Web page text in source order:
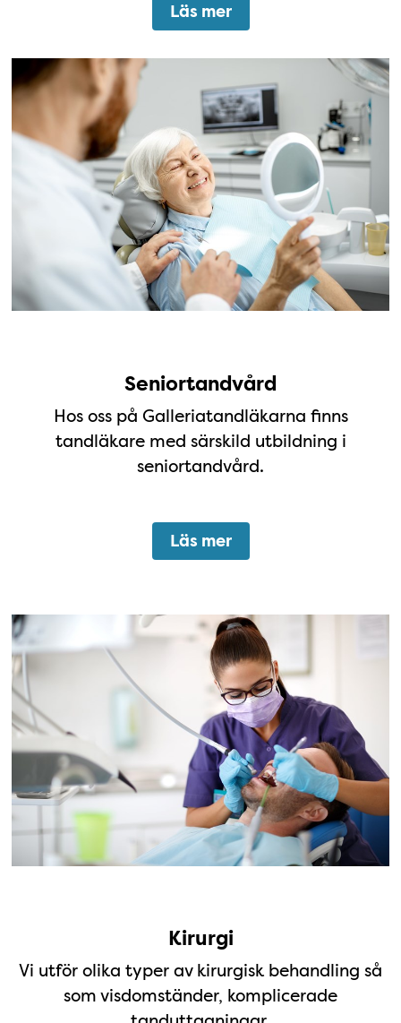
Läs mer
Seniortandvård
Seniortandvård
Hos oss på Galleriatandläkarna finns
tandläkare med särskild utbildning i
seniortandvård.
Läs mer
Kirurgi
Kirurgi
Vi utför olika typer av kirurgisk behandling så
som visdomständer, komplicerade